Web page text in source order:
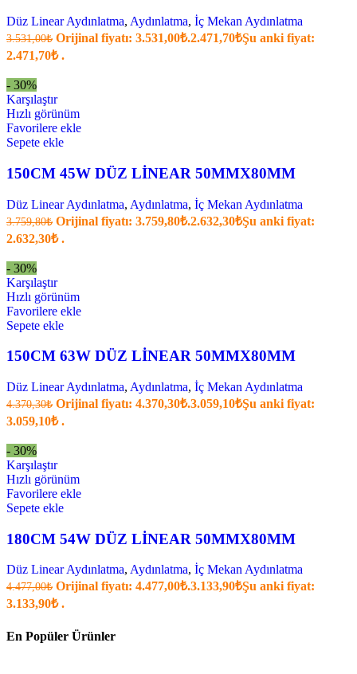
Düz Linear Aydınlatma, Aydınlatma, İç Mekan Aydınlatma
3.531,00₺ Orijinal fiyatı: 3.531,00₺.2.471,70₺Şu anki fiyat:
2.471,70₺ .
- 30%
Karşılaştır
Hızlı görünüm
Favorilere ekle
Sepete ekle
150CM 45W DÜZ LİNEAR 50MMX80MM
Düz Linear Aydınlatma, Aydınlatma, İç Mekan Aydınlatma
3.759,80₺ Orijinal fiyatı: 3.759,80₺.2.632,30₺Şu anki fiyat:
2.632,30₺ .
- 30%
Karşılaştır
Hızlı görünüm
Favorilere ekle
Sepete ekle
150CM 63W DÜZ LİNEAR 50MMX80MM
Düz Linear Aydınlatma, Aydınlatma, İç Mekan Aydınlatma
4.370,30₺ Orijinal fiyatı: 4.370,30₺.3.059,10₺Şu anki fiyat:
3.059,10₺ .
- 30%
Karşılaştır
Hızlı görünüm
Favorilere ekle
Sepete ekle
180CM 54W DÜZ LİNEAR 50MMX80MM
Düz Linear Aydınlatma, Aydınlatma, İç Mekan Aydınlatma
4.477,00₺ Orijinal fiyatı: 4.477,00₺.3.133,90₺Şu anki fiyat:
3.133,90₺ .
En Popüler Ürünler